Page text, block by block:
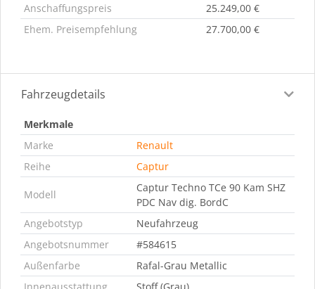
Anschaffungspreis
25.249,00 €
Ehem. Preisempfehlung
27.700,00 €
Fahrzeugdetails
Merkmale
Marke
Renault
Reihe
Captur
Modell
Captur Techno TCe 90 Kam SHZ
PDC Nav dig. BordC
Angebotstyp
Neufahrzeug
Angebotsnummer
#584615
Außenfarbe
Rafal-Grau Metallic